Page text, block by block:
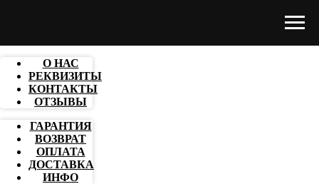
О НАС
РЕКВИЗИТЫ
КОНТАКТЫ
ОТЗЫВЫ
ГАРАНТИЯ
ВОЗВРАТ
ОПЛАТА
ДОСТАВКА
ИНФО